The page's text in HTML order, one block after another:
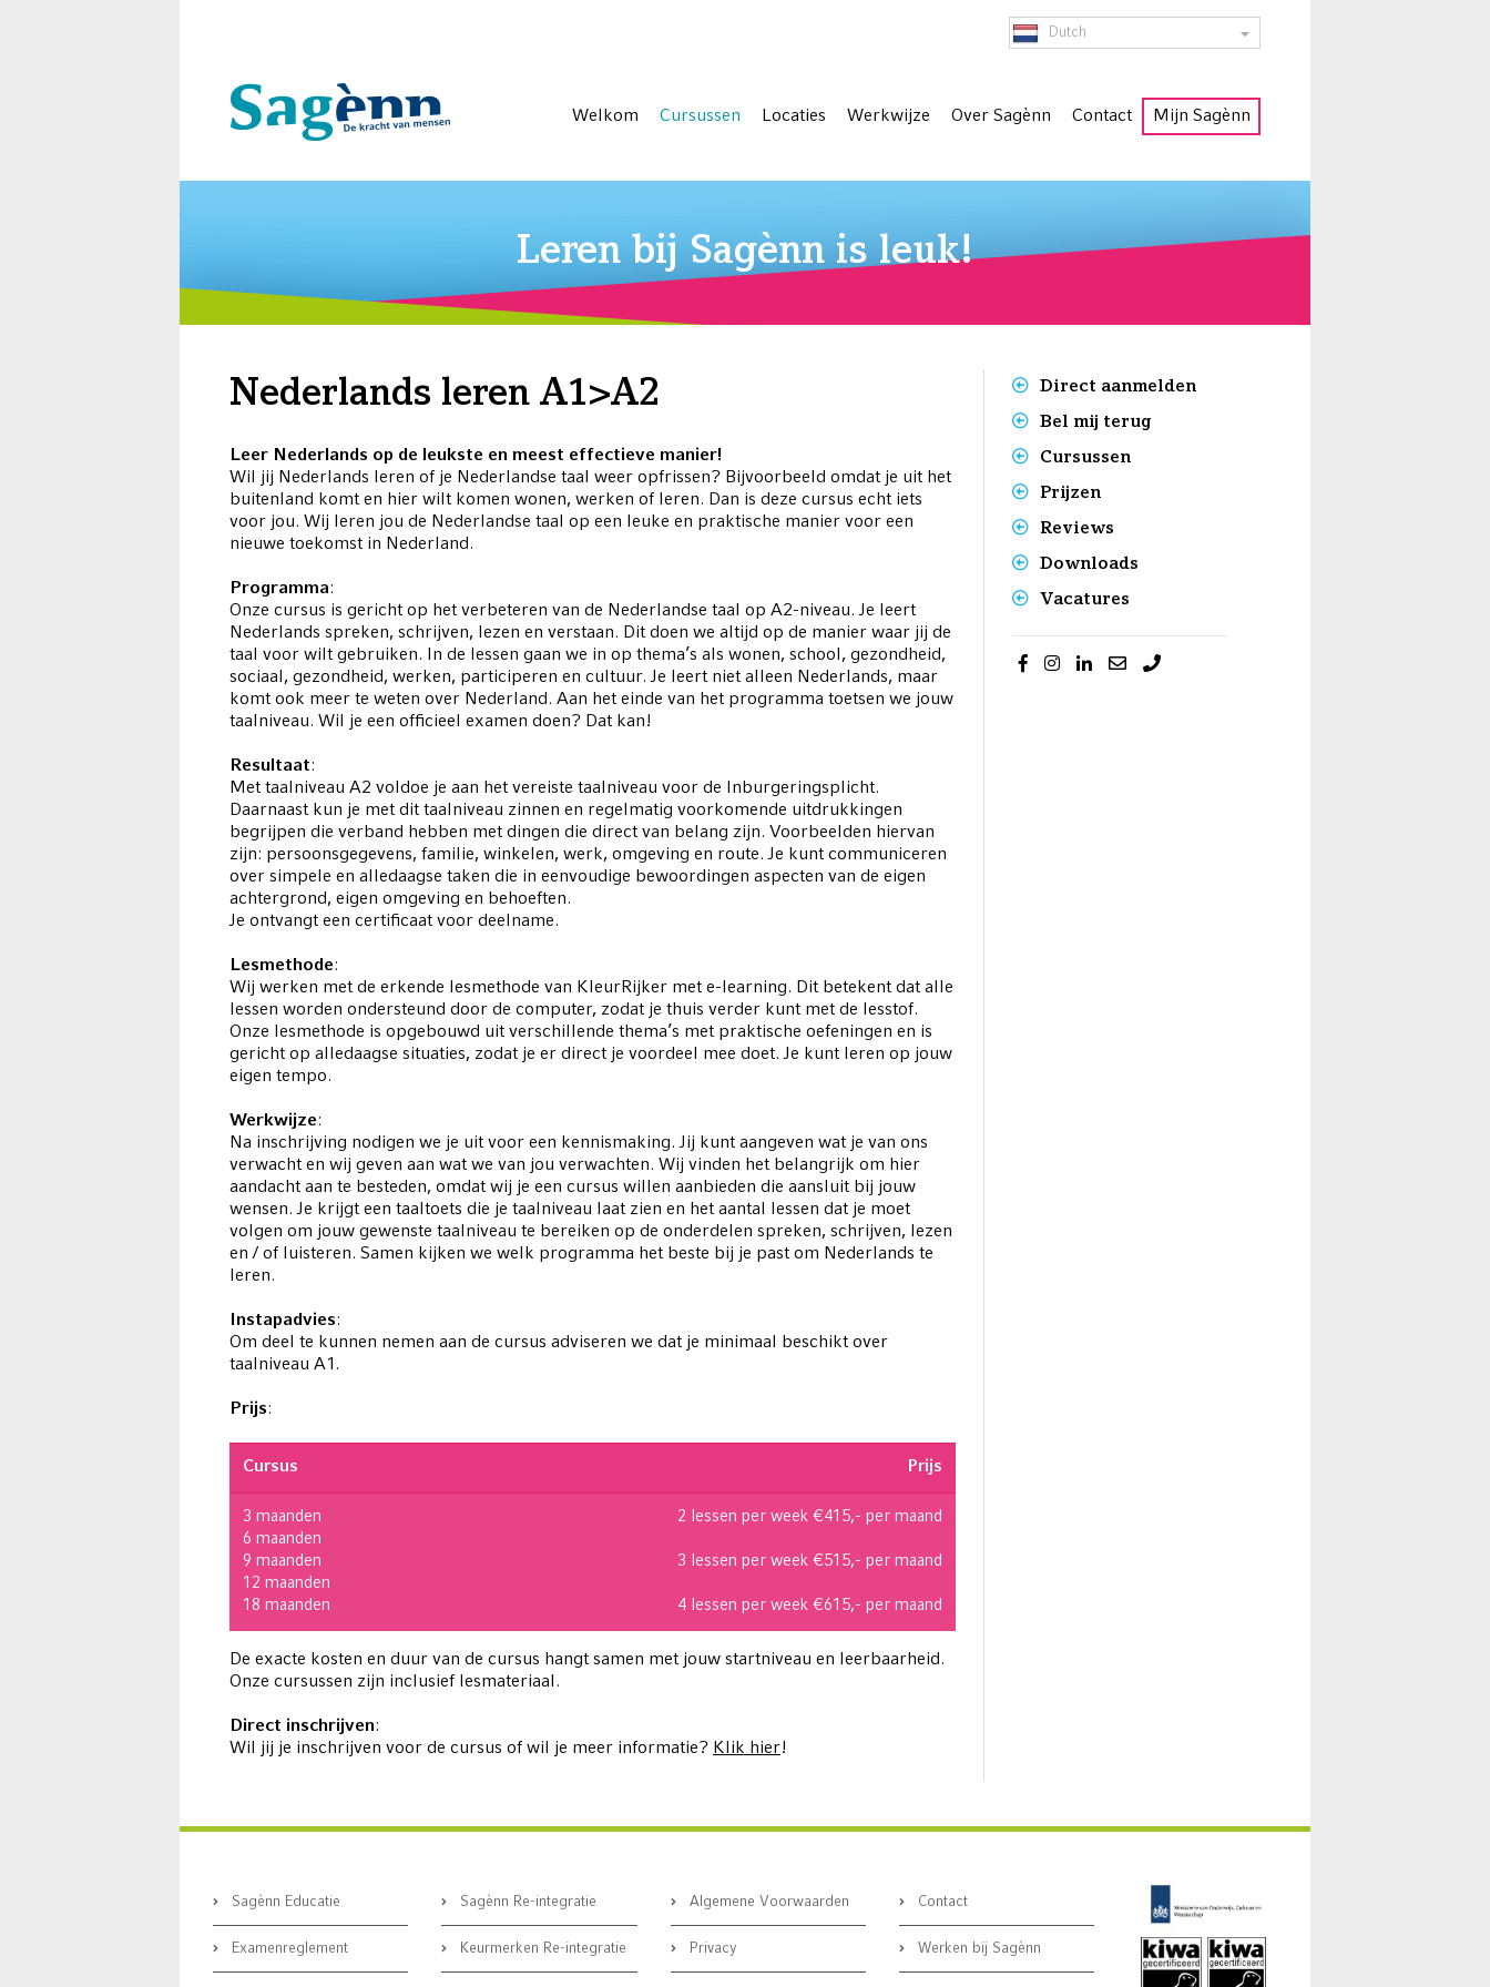
Dutch
Welkom Cursussen Locaties Werkwijze Over Sagènn Contact Mijn Sagènn
Leren bij Sagènn is leuk!
Nederlands leren A1>A2
Leer Nederlands op de leukste en meest effectieve manier!
Wil jij Nederlands leren of je Nederlandse taal weer opfrissen? Bijvoorbeeld omdat je uit het
buitenland komt en hier wilt komen wonen, werken of leren. Dan is deze cursus echt iets
voor jou. Wij leren jou de Nederlandse taal op een leuke en praktische manier voor een
nieuwe toekomst in Nederland.
Programma:
Onze cursus is gericht op het verbeteren van de Nederlandse taal op A2-niveau. Je leert
Nederlands spreken, schrijven, lezen en verstaan. Dit doen we altijd op de manier waar jij de
taal voor wilt gebruiken. In de lessen gaan we in op thema’s als wonen, school, gezondheid,
sociaal, gezondheid, werken, participeren en cultuur. Je leert niet alleen Nederlands, maar
komt ook meer te weten over Nederland. Aan het einde van het programma toetsen we jouw
taalniveau. Wil je een officieel examen doen? Dat kan!
Resultaat:
Met taalniveau A2 voldoe je aan het vereiste taalniveau voor de Inburgeringsplicht.
Daarnaast kun je met dit taalniveau zinnen en regelmatig voorkomende uitdrukkingen
begrijpen die verband hebben met dingen die direct van belang zijn. Voorbeelden hiervan
zijn: persoonsgegevens, familie, winkelen, werk, omgeving en route. Je kunt communiceren
over simpele en alledaagse taken die in eenvoudige bewoordingen aspecten van de eigen
achtergrond, eigen omgeving en behoeften.
Je ontvangt een certificaat voor deelname.
Lesmethode:
Wij werken met de erkende lesmethode van KleurRijker met e-learning. Dit betekent dat alle
lessen worden ondersteund door de computer, zodat je thuis verder kunt met de lesstof.
Onze lesmethode is opgebouwd uit verschillende thema’s met praktische oefeningen en is
gericht op alledaagse situaties, zodat je er direct je voordeel mee doet. Je kunt leren op jouw
eigen tempo.
Werkwijze:
Na inschrijving nodigen we je uit voor een kennismaking. Jij kunt aangeven wat je van ons
verwacht en wij geven aan wat we van jou verwachten. Wij vinden het belangrijk om hier
aandacht aan te besteden, omdat wij je een cursus willen aanbieden die aansluit bij jouw
wensen. Je krijgt een taaltoets die je taalniveau laat zien en het aantal lessen dat je moet
volgen om jouw gewenste taalniveau te bereiken op de onderdelen spreken, schrijven, lezen
en / of luisteren. Samen kijken we welk programma het beste bij je past om Nederlands te
leren.
Instapadvies:
Om deel te kunnen nemen aan de cursus adviseren we dat je minimaal beschikt over
taalniveau A1.
Prijs:
Cursus Prijs
3 maanden
6 maanden
9 maanden
12 maanden
18 maanden
2 lessen per week €415,- per maand
3 lessen per week €515,- per maand
4 lessen per week €615,- per maand
De exacte kosten en duur van de cursus hangt samen met jouw startniveau en leerbaarheid.
Onze cursussen zijn inclusief lesmateriaal.
Direct inschrijven:
Wil jij je inschrijven voor de cursus of wil je meer informatie? Klik hier!
Direct aanmelden
Bel mij terug
Cursussen
Prijzen
Reviews
Downloads
Vacatures
Sagènn Educatie
Examenreglement
Sagènn Re-integratie
Keurmerken Re-integratie
Algemene Voorwaarden
Privacy
Contact
Werken bij Sagènn